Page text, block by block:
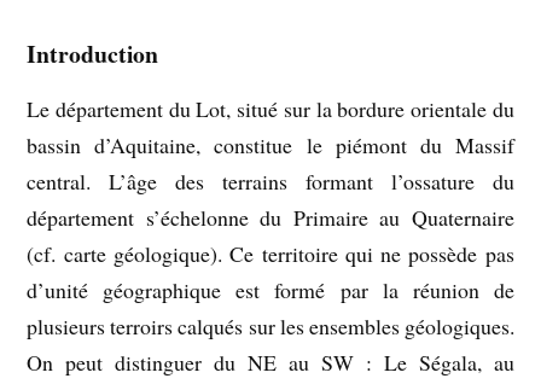
Introduction
Le département du Lot, situé sur la bordure orientale du
bassin d’Aquitaine, constitue le piémont du Massif
central. L’âge des terrains formant l’ossature du
département s’échelonne du Primaire au Quaternaire
(cf. carte géologique). Ce territoire qui ne possède pas
d’unité géographique est formé par la réunion de
plusieurs terroirs calqués sur les ensembles géologiques.
On peut distinguer du NE au SW : Le Ségala, au